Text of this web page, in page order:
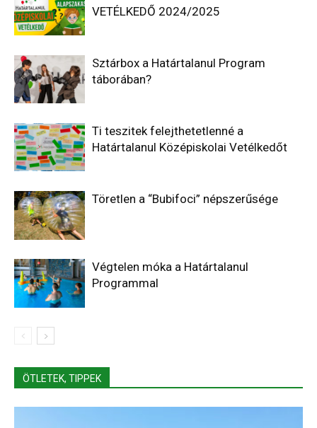
VETÉLKEDŐ 2024/2025
Sztárbox a Határtalanul Program
táborában?
Ti teszitek felejthetetlenné a
Határtalanul Középiskolai Vetélkedőt
Töretlen a “Bubifoci” népszerűsége
Végtelen móka a Határtalanul
Programmal
ÖTLETEK, TIPPEK